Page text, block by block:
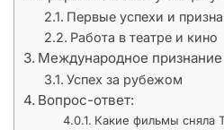
Первые успехи и
Работа в театре и кино
Международное признание
Успех за рубежом
Вопрос-ответ:
Какие фильмы сняла